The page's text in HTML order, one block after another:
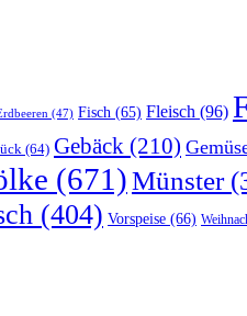
(47) Fisch (65) Fleisch (96)
(64) Gebäck (210)
(671)Münster
(404) Vorspeise (66)